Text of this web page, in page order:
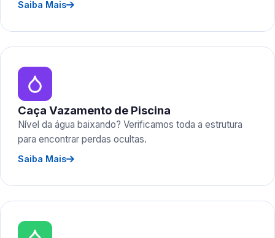
Saiba Mais
Caça Vazamento de Piscina
Nível da água baixando? Verificamos toda a estrutura
para encontrar perdas ocultas.
Saiba Mais